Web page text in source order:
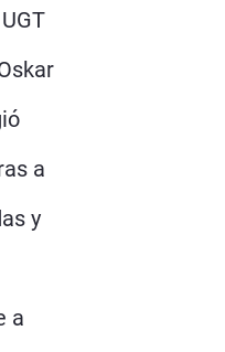
a
y
a